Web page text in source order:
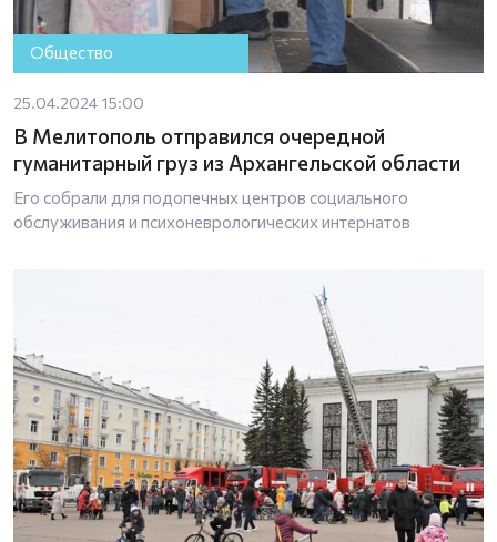
Общество
25.04.2024 15:00
В Мелитополь отправился очередной
гуманитарный груз из Архангельской области
Его собрали для подопечных центров социального
обслуживания и психоневрологических интернатов